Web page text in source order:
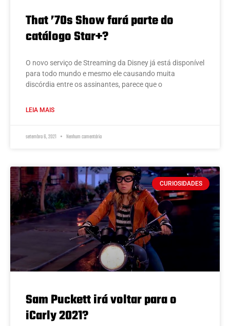
That ’70s Show fará parte do
catálogo Star+?
O novo serviço de Streaming da Disney já está disponível
para todo mundo e mesmo ele causando muita
discórdia entre os assinantes, parece que o
LEIA MAIS
setembro 6, 2021 Nenhum comentário
CURIOSIDADES
Sam Puckett irá voltar para o
iCarly 2021?